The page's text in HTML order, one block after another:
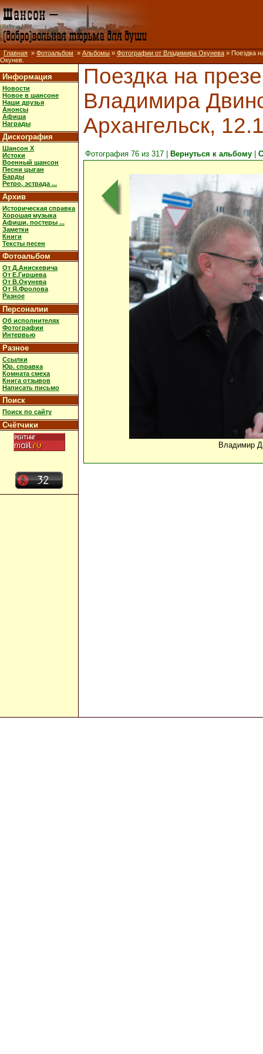
Главная » Фотоальбом » Альбомы » Фотографии от Владимира Окунева » Поездка
Окунев.
Информация
Новости
Новое в шансоне
Наши друзья
Анонсы
Афиша
Награды
Дискография
Шансон X
Истоки
Военный шансон
Песни цыган
Барды
Ретро, эстрада ...
Архив
Историческая справка
Хорошая музыка
Афиши, постеры ...
Заметки
Книги
Тексты песен
Фотоальбом
От Д.Анискевича
От Е.Гиршева
От В.Окунева
От Я.Фролова
Разное
Персоналии
Об исполнителях
Фотографии
Интервью
Разное
Ссылки
Юр. справка
Комната смеха
Книга отзывов
Написать письмо
Поиск
Поиск по сайту
Счётчики
Поездка на
Владимира
Архангельск,
Фотография 76 из 317 | Вернуться к альбому
Владимир